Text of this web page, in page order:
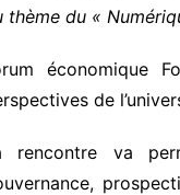
thème du «
économique
de
rencontre va